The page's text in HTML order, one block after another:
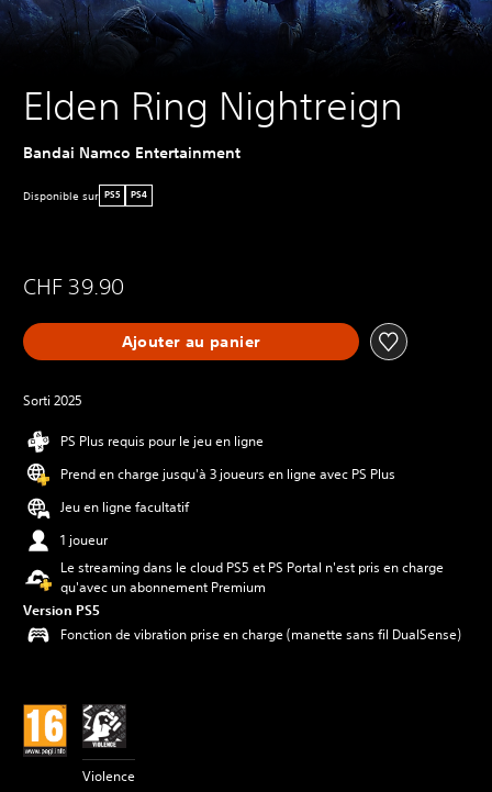
Elden Ring Nightreign
Bandai Namco Entertainment
Disponible sur PS5 PS4
CHF 39.90
Ajouter au panier
Sorti 2025
PS Plus requis pour le jeu en ligne
Prend en charge jusqu'à 3 joueurs en ligne avec PS Plus
Jeu en ligne facultatif
1 joueur
Le streaming dans le cloud PS5 et PS Portal n'est pris en charge
qu'avec un abonnement Premium
Version PS5
Fonction de vibration prise en charge (manette sans fil DualSense)
Violence